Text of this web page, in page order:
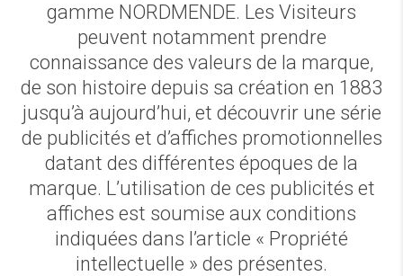
gamme NORDMENDE. Les Visiteurs
peuvent notamment prendre
connaissance des valeurs de la marque,
de son histoire depuis sa création en 1883
jusqu’à aujourd’hui, et découvrir une série
de publicités et d’affiches promotionnelles
datant des différentes époques de la
marque. L’utilisation de ces publicités et
affiches est soumise aux conditions
indiquées dans l’article « Propriété
intellectuelle » des présentes.